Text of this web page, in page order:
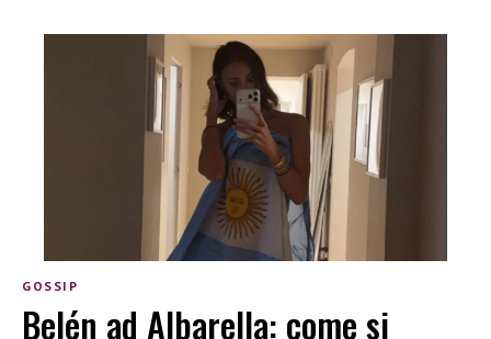
GOSSIP
Belén ad Albarella: come si